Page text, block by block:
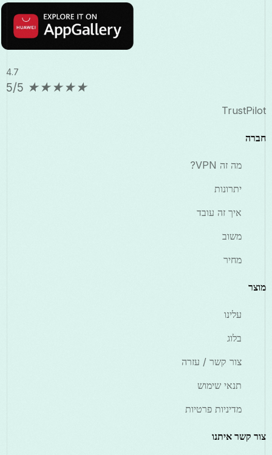
4.7
★
★
★
★
★
5/5
TrustPilot
חברה
מה זה VPN?
יתרונות
איך זה עובד
משוב
מחיר
מוצר
עלינו
בלוג
צור קשר / עזרה
תנאי שימוש
מדיניות פרטיות
צור קשר איתנו